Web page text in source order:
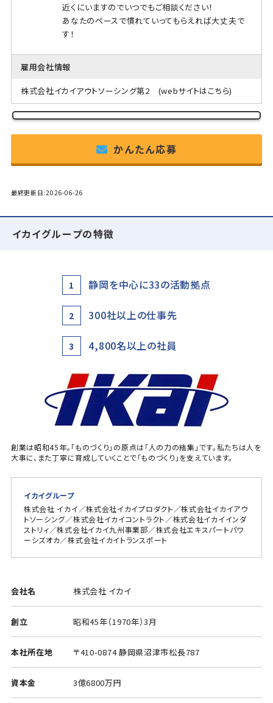
近くにいますのでいつでもご相談ください！
あなたのペースで慣れていってもらえれば大丈夫で
す！
雇用会社情報
株式会社イカイアウトソーシング第2 (webサイトはこちら)
かんたん応募
最終更新日:2026-06-26
イカイグループの特徴
1 静岡を中心に33の活動拠点
2 300社以上の仕事先
3 4,800名以上の社員
創業は昭和45年。「ものづくり」の原点は「人の力の結集」です。私たちは人を
大事に、また丁寧に育成していくことで「ものづくり」を支えています。
イカイグループ
株式会社 イカイ／株式会社イカイプロダクト／株式会社イカイアウ
トソーシング／株式会社イカイコントラクト／株式会社イカイインダ
ストリィ／株式会社イカイ九州事業部／株式会社エキスパートパワ
ーシズオカ／株式会社イカイトランスポート
会社名 株式会社 イカイ
創立 昭和45年（1970年）3月
本社所在地 〒410-0874 静岡県沼津市松長787
資本金 3億6800万円